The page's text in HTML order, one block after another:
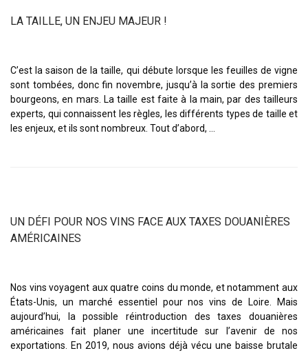
LA TAILLE, UN ENJEU MAJEUR !
C’est la saison de la taille, qui débute lorsque les feuilles de vigne
sont tombées, donc fin novembre, jusqu’à la sortie des premiers
bourgeons, en mars. La taille est faite à la main, par des tailleurs
experts, qui connaissent les règles, les différents types de taille et
les enjeux, et ils sont nombreux. Tout d’abord, …
UN DÉFI POUR NOS VINS FACE AUX TAXES DOUANIÈRES
AMÉRICAINES
Nos vins voyagent aux quatre coins du monde, et notamment aux
États-Unis, un marché essentiel pour nos vins de Loire. Mais
aujourd’hui, la possible réintroduction des taxes douanières
américaines fait planer une incertitude sur l’avenir de nos
exportations. En 2019, nous avions déjà vécu une baisse brutale